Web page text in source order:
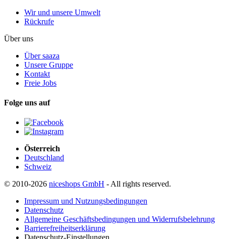
Wir und unsere Umwelt
Rückrufe
Über uns
Über saaza
Unsere Gruppe
Kontakt
Freie Jobs
Folge uns auf
Österreich
Deutschland
Schweiz
© 2010-2026 niceshops GmbH - All rights reserved.
Impressum und Nutzungsbedingungen
Datenschutz
Allgemeine Geschäftsbedingungen und Widerrufsbelehrung
Barrierefreiheitserklärung